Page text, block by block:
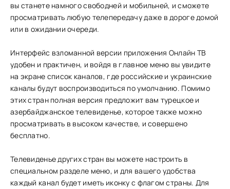
вы станете намного свободней и мобильней, и сможете
просматривать любую телепередачу даже в дороге домой
или в ожидании очереди.
Интерфейс взломанной версии приложения Онлайн ТВ
удобен и практичен, и войдя в главное меню вы увидите
на экране список каналов, где российские и украинские
каналы будут воспроизводиться по умолчанию. Помимо
этих стран полная версия предложит вам турецкое и
азербайджанское телевиденье, которое также можно
просматривать в высоком качестве, и совершено
бесплатно.
Телевиденье других стран вы можете настроить в
специальном разделе меню, и для вашего удобства
каждый канал будет иметь иконку с флагом страны. Для